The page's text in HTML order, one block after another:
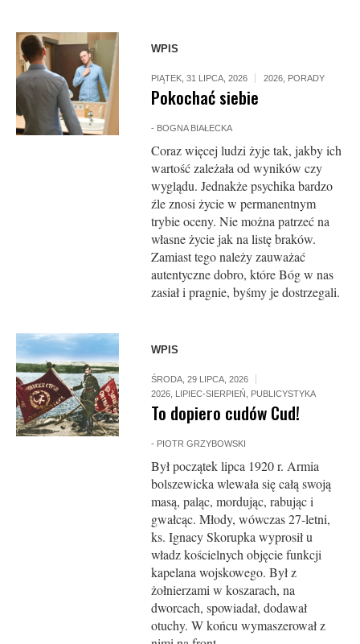
WPIS
PIĄTEK, 31 LIPCA, 2026 2026 PORADY
Pokochać siebie
- BOGNA BIAŁECKA
Coraz więcej ludzi żyje tak, jakby ich
wartość zależała od wyników czy
wyglądu. Jednakże psychika bardzo
źle znosi życie w permanentnym
trybie oceny. Nie można patrzeć na
własne życie jak na listę braków.
Zamiast tego należy zauważać
autentyczne dobro, które Bóg w nas
zasiał i pragnie, byśmy je dostrzegali.
WPIS
ŚRODA, 29 LIPCA, 2026
2026 LIPIEC-SIERPIEŃ PUBLICYSTYKA
To dopiero cudów Cud!
- PIOTR GRZYBOWSKI
Był początek lipca 1920 r. Armia
bolszewicka wlewała się całą swoją
masą, paląc, mordując, rabując i
gwałcąc. Młody, wówczas 27-letni,
ks. Ignacy Skorupka wyprosił u
władz kościelnych objęcie funkcji
kapelana wojskowego. Był z
żołnierzami w koszarach, na
dworcach, spowiadał, dodawał
otuchy. W końcu wymaszerował z